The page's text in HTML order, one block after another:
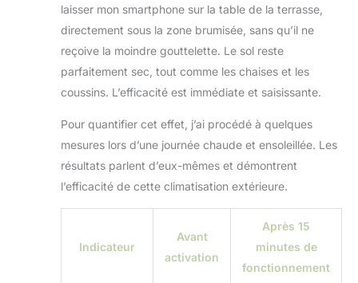
laisser mon smartphone sur la table de la terrasse,
directement sous la zone brumisée, sans qu’il ne
reçoive la moindre gouttelette. Le sol reste
parfaitement sec, tout comme les chaises et les
coussins. L’efficacité est immédiate et saisissante.
Pour quantifier cet effet, j’ai procédé à quelques
mesures lors d’une journée chaude et ensoleillée. Les
résultats parlent d’eux-mêmes et démontrent
l’efficacité de cette climatisation extérieure.
Indicateur
Avant
activation
Après 15
minutes de
fonctionnement